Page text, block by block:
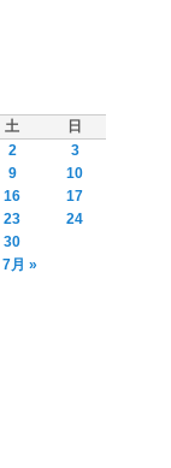
土
日
2
3
9
10
16
17
23
24
30
7月 »